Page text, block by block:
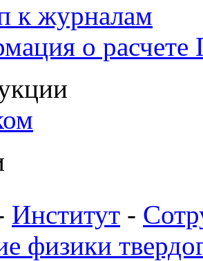
к журналам
о
Институт -
физики